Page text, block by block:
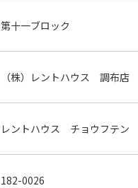
第十一ブロック
（株）レントハウス 調布店
レントハウス チョウフテン
182-0026